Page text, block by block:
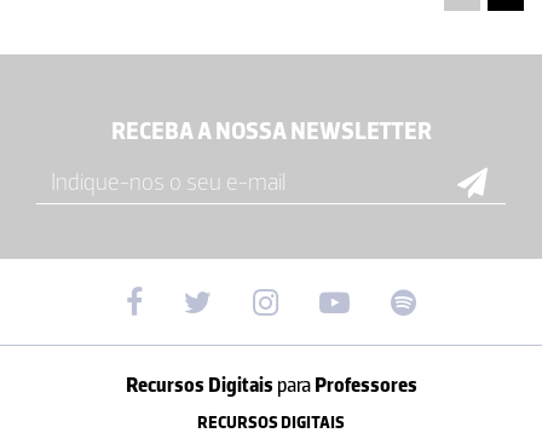
RECEBA A NOSSA NEWSLETTER
Recursos Digitais paraProfessores
RECURSOS DIGITAIS